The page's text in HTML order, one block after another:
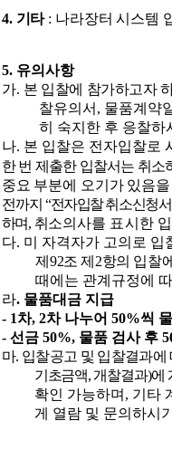
4. 기타 : 나라장터 시스템
5. 유의사항
가. 본 입찰에 참가하고자
찰유의서 , 물품계약
히 숙지한 후 응찰하
나. 본 입찰은 전자입찰로
한 번 제출한 입찰서는 취소
중요 부분에 오기가 있음
전까지“전자입찰 취소신청서
하며, 취소의사를 표시한
다. 미 자격자가 고의로 입
제92조 제 2항의 입찰
때에는 관계규정에
라. 물품대금 지급
- 1차, 2차 나누어 50%씩
- 선금 50%, 물품 검사 후
마. 입찰공고 및 입찰결과
기초금액,개찰결과)에
확인 가능하며 , 기타
게 열람 및 문의하시